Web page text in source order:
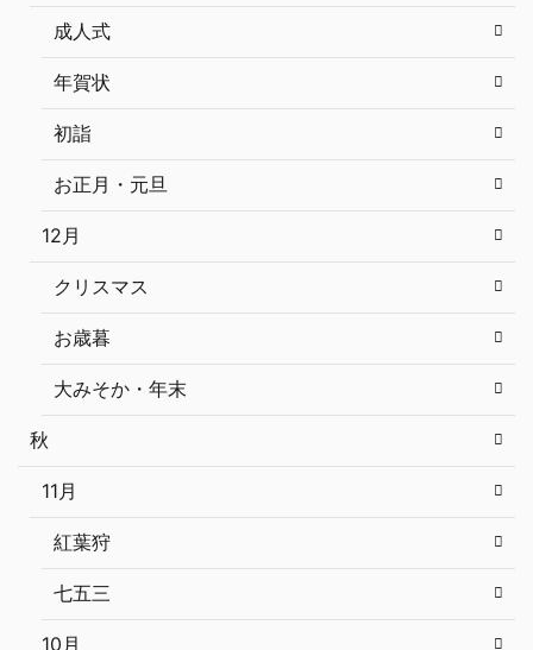
成人式
年賀状
初詣
お正月・元旦
12月
クリスマス
お歳暮
大みそか・年末
秋
11月
紅葉狩
七五三
10月